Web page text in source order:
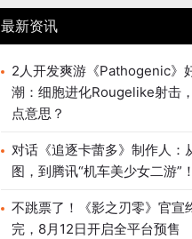
最新资讯
2人开发爽游《Pathogenic》
潮：细胞进化Rougelike射击
点意思？
对话《追逐卡蕾多》制作人：
图，到腾讯“机车美少女二游”！
不跳票了！《影之刃零》官宣
完，8月12日开启全平台预售